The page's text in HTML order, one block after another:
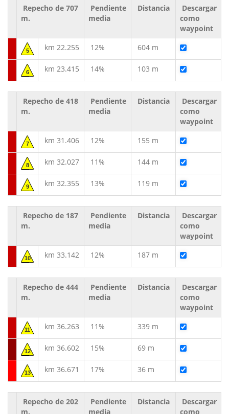
Repecho de 707
m.
Pendiente
media
Distancia
Descargar
como
waypoint
5 km 22.255 12% 604 m
6 km 23.415 14% 103 m
Repecho de 418
m.
Pendiente
media
Distancia
Descargar
como
waypoint
7 km 31.406 12% 155 m
8 km 32.027 11% 144 m
9 km 32.355 13% 119 m
Repecho de 187
m.
Pendiente
media
Distancia
Descargar
como
waypoint
10 km 33.142 12% 187 m
Repecho de 444
m.
Pendiente
media
Distancia
Descargar
como
waypoint
11 km 36.263 11% 339 m
12 km 36.602 15% 69 m
13 km 36.671 17% 36 m
Repecho de 202
m.
Pendiente
media
Distancia
Descargar
como